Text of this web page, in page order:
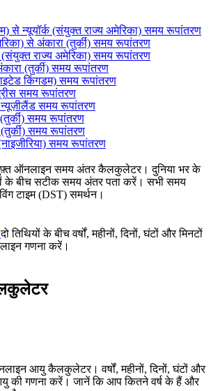
से न्यूयॉर्क (संयुक्त राज्य अमेरिका) समय रूपांतरण
से अंकारा (तुर्की) समय रूपांतरण
(संयुक्त राज्य अमेरिका) समय रूपांतरण
(तुर्की) समय रूपांतरण
किंगडम) समय रूपांतरण
समय रूपांतरण
समय रूपांतरण
समय रूपांतरण
समय रूपांतरण
समय रूपांतरण
ऑनलाइन समय अंतर कैलकुलेटर। दुनिया भर के
के बीच सटीक समय अंतर पता करें। सभी समय
टाइम (DST) समर्थन।
दो तिथियों के बीच वर्षों, महीनों, दिनों, घंटों और मिनटों
गणना करें।
आयु कैलकुलेटर। वर्षों, महीनों, दिनों, घंटों और
की गणना करें। जानें कि आप कितने वर्ष के हैं और